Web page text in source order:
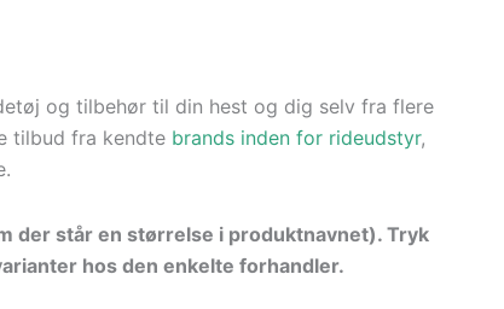
og tilbehør til din hest og dig selv fra flere
tilbud fra kendte brands inden for rideudstyr,
der står en størrelse i produktnavnet). Tryk
hos den enkelte forhandler.